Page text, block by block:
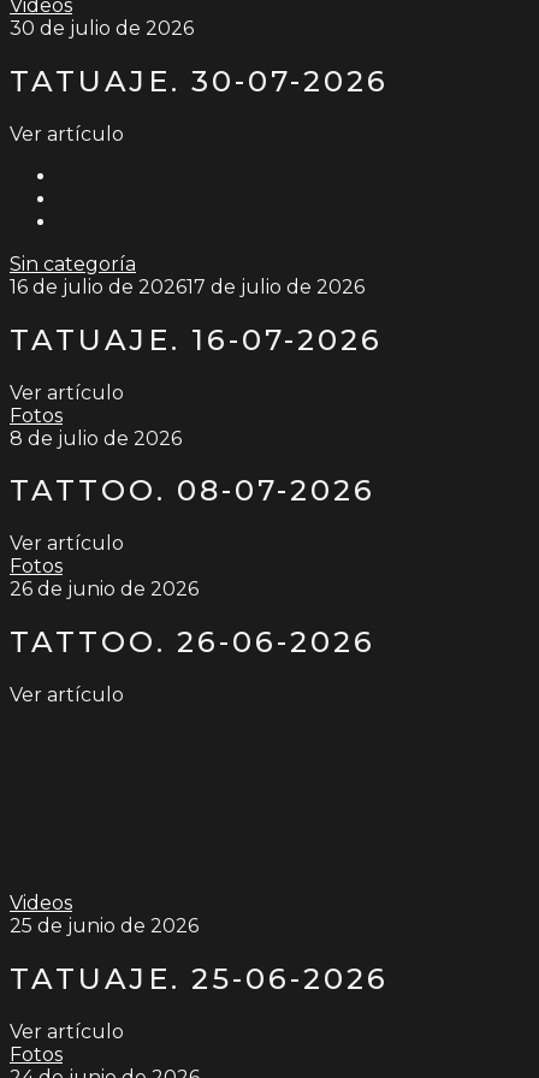
Videos
30 de julio de 2026
TATUAJE. 30-07-2026
Ver artículo
Sin categoría
16 de julio de 202617 de julio de 2026
TATUAJE. 16-07-2026
Ver artículo
Fotos
8 de julio de 2026
TATTOO. 08-07-2026
Ver artículo
Fotos
26 de junio de 2026
TATTOO. 26-06-2026
Ver artículo
Videos
25 de junio de 2026
TATUAJE. 25-06-2026
Ver artículo
Fotos